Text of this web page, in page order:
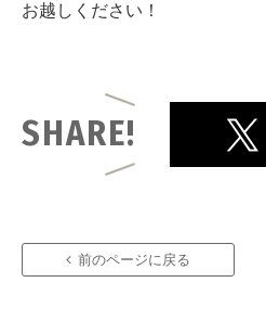
お越しください！
SHARE!
前のページに戻る